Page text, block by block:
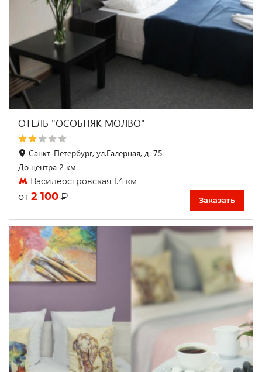
ОТЕЛЬ "ОСОБНЯК МОЛВО"
Санкт-Петербург, ул.Галерная, д. 75
До центра 2 км
Василеостровская 1.4 км
от 2 100 ₽ Заказать